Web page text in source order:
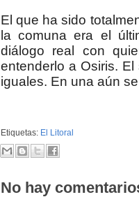
El que ha sido
la comuna era el
diálogo real con
entenderlo a Osiris.
iguales. En una aún
Etiquetas: El Litoral
No hay